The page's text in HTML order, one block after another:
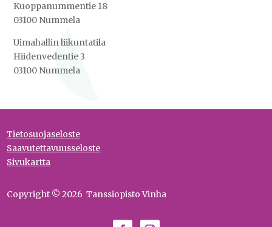
Kuoppanummentie 18
03100 Nummela
Uimahallin liikuntatila
Hiidenvedentie 3
03100 Nummela
Tietosuojaseloste
Saavutettavuusseloste
Sivukartta
Copyright © 2026 Tanssiopisto Vinha